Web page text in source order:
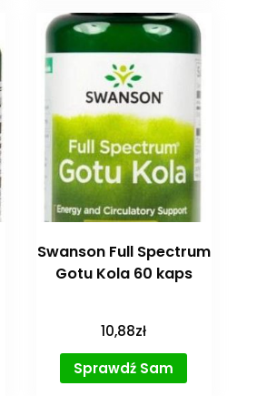
Swanson Full Spectrum
Gotu Kola 60 kaps
10,88zł
Sprawdź Sam